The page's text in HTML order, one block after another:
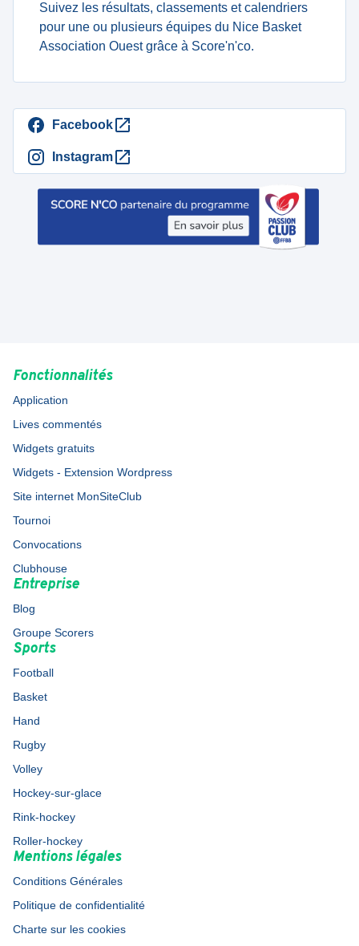
Suivez les résultats, classements et calendriers
pour une ou plusieurs équipes du Nice Basket
Association Ouest grâce à Score'n'co.
Facebook
Instagram
Fonctionnalités
Application
Lives commentés
Widgets gratuits
Widgets - Extension Wordpress
Site internet MonSiteClub
Tournoi
Convocations
Clubhouse
Entreprise
Blog
Groupe Scorers
Sports
Football
Basket
Hand
Rugby
Volley
Hockey-sur-glace
Rink-hockey
Roller-hockey
Mentions légales
Conditions Générales
Politique de confidentialité
Charte sur les cookies